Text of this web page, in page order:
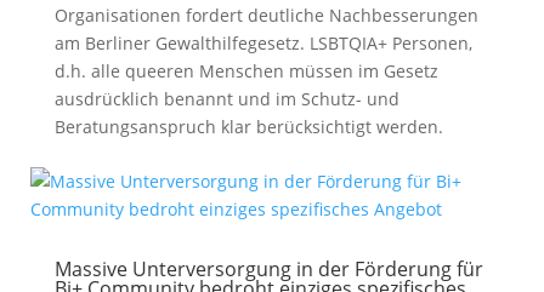
Organisationen fordert deutliche Nachbesserungen
am Berliner Gewalthilfegesetz. LSBTQIA+ Personen,
d.h. alle queeren Menschen müssen im Gesetz
ausdrücklich benannt und im Schutz- und
Beratungsanspruch klar berücksichtigt werden.
Massive Unterversorgung in der Förderung für